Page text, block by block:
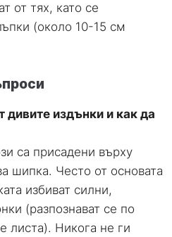
от тях, като се
(около 10-15 см
дивите издънки и как да
са присадени върху
шипка. Често от основата
избиват силни,
(разпознават се по
листа). Никога не ги